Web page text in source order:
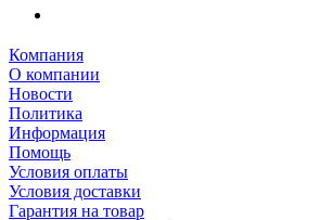
Компания
О компании
Новости
Политика
Информация
Помощь
Условия оплаты
Условия доставки
Гарантия на товар